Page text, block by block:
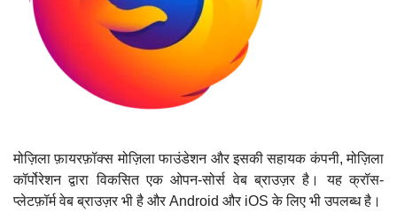
मोज़िला फ़ायरफ़ॉक्स मोज़िला फाउंडेशन और इसकी सहायक कंपनी, मोज़िला
कॉर्पोरेशन द्वारा विकसित एक ओपन-सोर्स वेब ब्राउज़र है। यह क्रॉस-
प्लेटफ़ॉर्म वेब ब्राउज़र भी है और Android और iOS के लिए भी उपलब्ध है।